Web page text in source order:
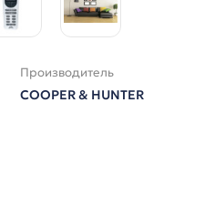
Производитель
COOPER & HUNTER